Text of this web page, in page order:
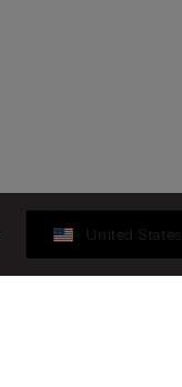
United States